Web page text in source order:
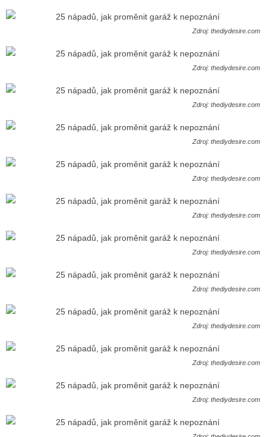
Zdroj: thediydesire.com
Zdroj: thediydesire.com
Zdroj: thediydesire.com
Zdroj: thediydesire.com
Zdroj: thediydesire.com
Zdroj: thediydesire.com
Zdroj: thediydesire.com
Zdroj: thediydesire.com
Zdroj: thediydesire.com
Zdroj: thediydesire.com
Zdroj: thediydesire.com